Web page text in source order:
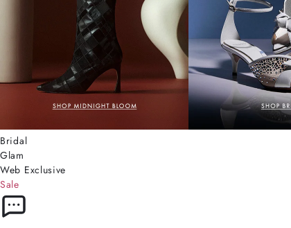
Bridal
Glam
Web Exclusive
Sale